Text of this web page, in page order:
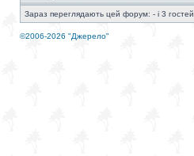
Зараз переглядають цей форум: - і 3 гостей
©2006-2026 "Джерело"